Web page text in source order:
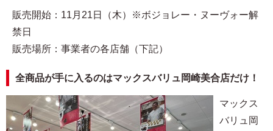
販売開始：11月21日（木）※ボジョレー・ヌーヴォー解
禁日
販売場所：事業者の各店舗（下記）
全商品が手に入るのはマックスバリュ岡崎美合店だけ！
マックス
バリュ岡